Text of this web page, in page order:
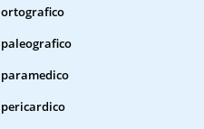
ortografico
paleografico
paramedico
pericardico